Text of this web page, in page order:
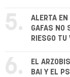
5.
ALERTA
GAFAS NO
RIESGO TU
6.
EL
BAI Y EL